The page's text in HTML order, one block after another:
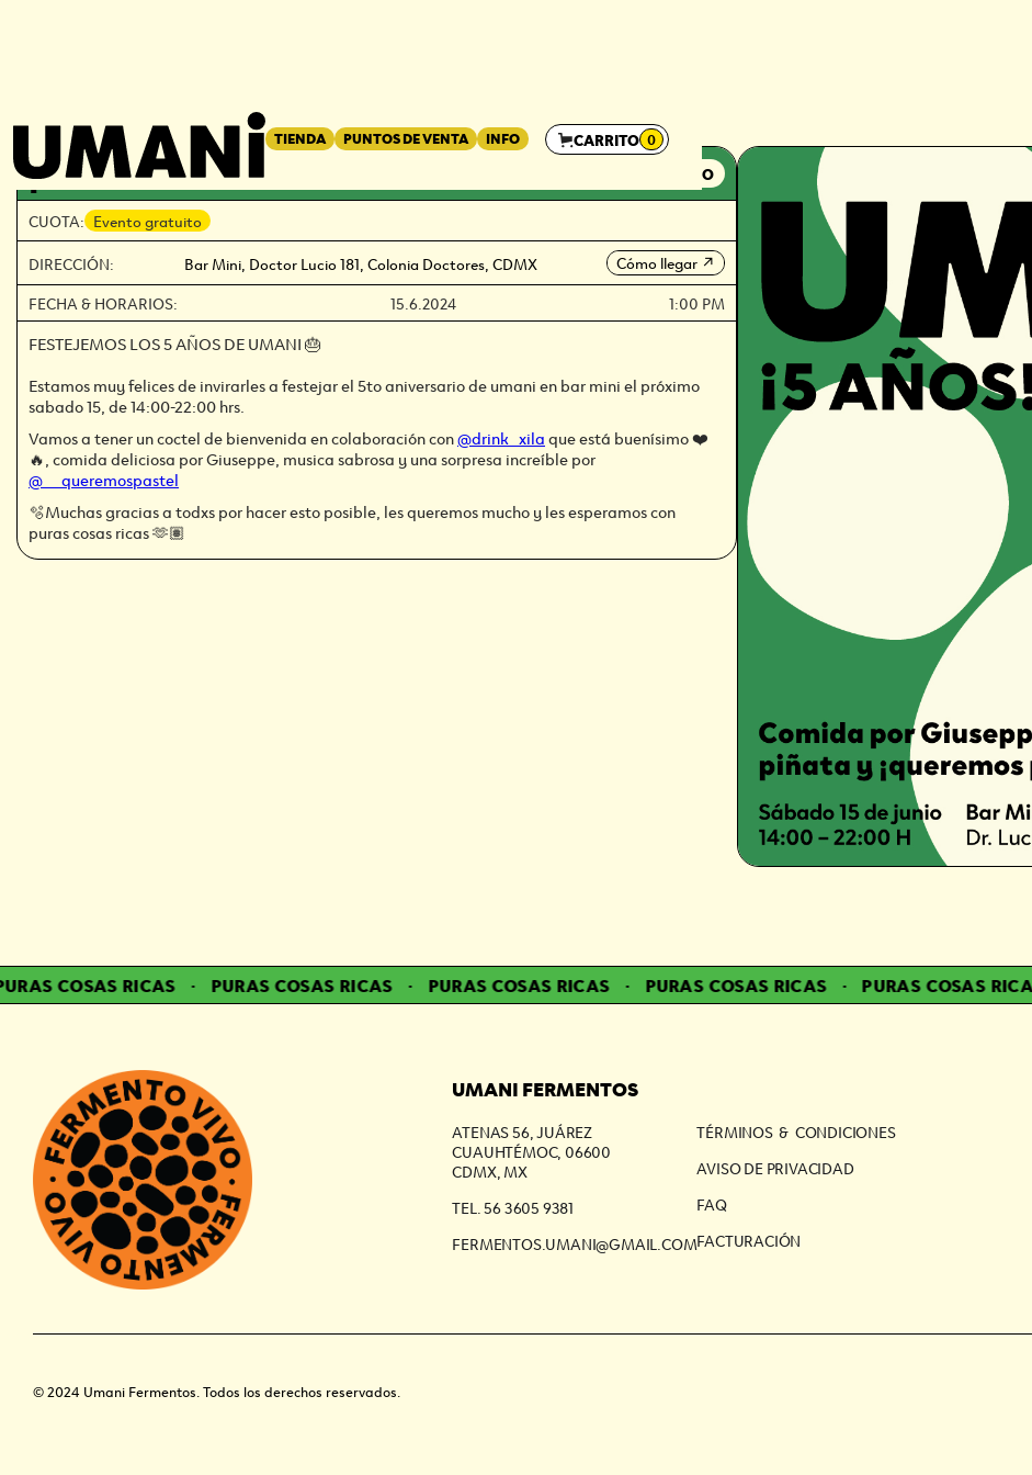
TIENDA PUNTOS DE VENTA INFO CARRITO 0
¡5 AÑOS DE UMANI! FESTEJO
CUOTA: Evento gratuito
DIRECCIÓN:
Bar Mini, Doctor Lucio 181, Colonia Doctores, CDMX Cómo llegar ↗
FECHA & HORARIOS: 15.6.2024 1:00 PM
FESTEJEMOS LOS 5 AÑOS DE UMANI 🎂
Estamos muy felices de invirarles a festejar el 5to aniversario de umani en bar mini el próximo
sabado 15, de 14:00-22:00 hrs.
Vamos a tener un coctel de bienvenida en colaboración con@drink_xilaque está buenísimo ❤️
🔥, comida deliciosa por Giuseppe, musica sabrosa y una sorpresa increíble por
@__queremospastel
🫧Muchas gracias a todxs por hacer esto posible, les queremos mucho y les esperamos con
puras cosas ricas 🫶🏽
COSAS RICAS PURAS COSAS RICAS PURAS COSAS RICAS PURAS COSAS RICAS PURAS COSAS RICAS
UMANI FERMENTOS
ATENAS 56, JUÁREZ
CUAUHTÉMOC, 06600
CDMX, MX
TEL. 56 3605 9381
FERMENTOS.UMANI@GMAIL.COM
TÉRMINOS & CONDICIONES
AVISO DE PRIVACIDAD
FAQ
FACTURACIÓN
© 2024 Umani Fermentos. Todos los derechos reservados.